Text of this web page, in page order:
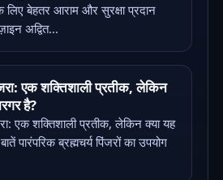
बेहतर आराम और सुरक्षा प्रदान
अद्वित...
एक शक्तिशाली प्रतीक, लेकिन
है?
एक शक्तिशाली प्रतीक, लेकिन क्या यह
पारंपरिक ब्रह्मचर्य पिंजरों का उपयोग